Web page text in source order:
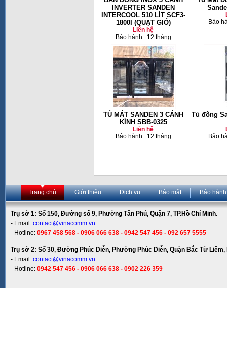
INVERTER SANDEN
INTERCOOL 510 LÍT SCF3-
1800I (QUẠT GIÓ)
Liên hệ
Bảo hành : 12 tháng
Bảo
TỦ MÁT SANDEN 3 CÁNH
KÍNH SBB-0325
Liên hệ
Bảo hành : 12 tháng
Tủ đông
Bảo
Trang chủ Giới thiệu Dịch vụ Bảo mật Bảo hành
Trụ sở 1: Số 150, Đường số 9, Phường Tân Phú, Quận 7, TP.Hồ Chí Minh.
- Email: contact@vinacomm.vn
- Hotline: 0967 458 568 - 0906 066 638 - 0942 547 456 - 092 657 5555
Trụ sở 2: Số 30, Đường Phúc Diễn, Phường Phúc Diễn, Quận Bắc Từ Liêm,
- Email: contact@vinacomm.vn
- Hotline: 0942 547 456 - 0906 066 638 - 0902 226 359